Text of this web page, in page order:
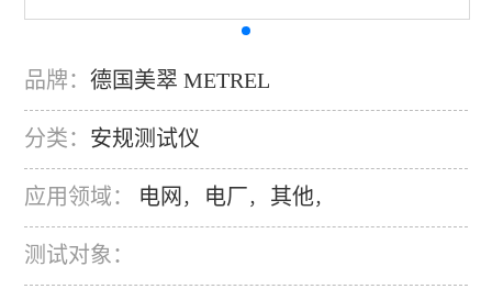
品牌：德国美翠 METREL
分类： 安规测试仪
应用领域： 电网 ， 电厂， 其他，
测试对象：